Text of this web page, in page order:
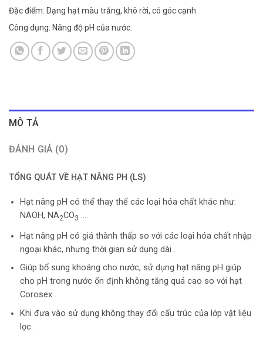
Đặc điểm: Dạng hạt màu trắng, khô rời, có góc cạnh.
Công dụng: Nâng độ pH của nước.
MÔ TẢ
ĐÁNH GIÁ (0)
TỔNG QUÁT VỀ HẠT NÂNG PH (LS)
Hạt nâng pH có thể thay thế các loại hóa chất khác như:
NAOH, NA2CO3 ….
Hạt nâng pH có giá thành thấp so với các loại hóa chất nhập
ngoại khác, nhưng thời gian sử dụng dài .
Giúp bổ sung khoáng cho nước, sử dụng hạt nâng pH giúp
cho pH trong nước ổn định không tăng quá cao so với hạt
Corosex .
Khi đưa vào sử dụng không thay đổi cấu trúc của lớp vật liệu
lọc.